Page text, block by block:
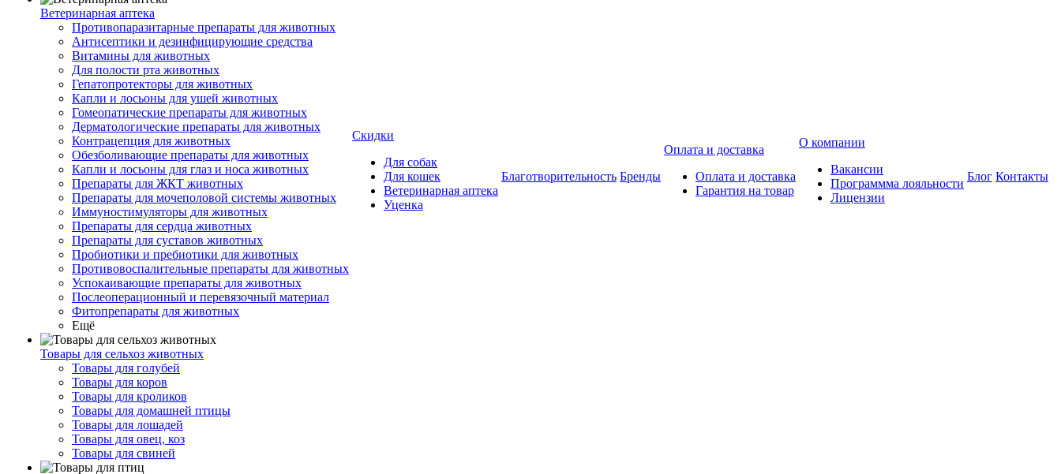
Ветеринарная аптека
Противопаразитарные препараты для животных
Антисептики и дезинфицирующие средства
Витамины для животных
Для полости рта животных
Гепатопротекторы для животных
Капли и лосьоны для ушей животных
Гомеопатические препараты для животных
Дерматологические препараты для животных
Контрацепция для животных
Обезболивающие препараты для животных
Капли и лосьоны для глаз и носа животных
Препараты для ЖКТ животных
Препараты для мочеполовой системы животных
Иммуностимуляторы для животных
Препараты для сердца животных
Препараты для суставов животных
Пробиотики и пребиотики для животных
Противовоспалительные препараты для животных
Успокаивающие препараты для животных
Послеоперационный и перевязочный материал
Фитопрепараты для животных
Ещё
Товары для сельхоз животных
Товары для голубей
Товары для коров
Товары для кроликов
Товары для домашней птицы
Товары для лошадей
Товары для овец, коз
Товары для свиней
Скидки
Для собак
Для кошек
Ветеринарная аптека
Уценка
Благотворительность Бренды
Оплата и доставка
Оплата и доставка
Гарантия на товар
О компании
Вакансии
Программма лояльности
Лицензии
Блог Контакты